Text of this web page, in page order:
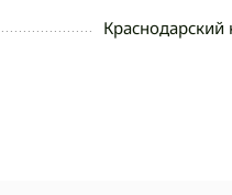
Краснодарский